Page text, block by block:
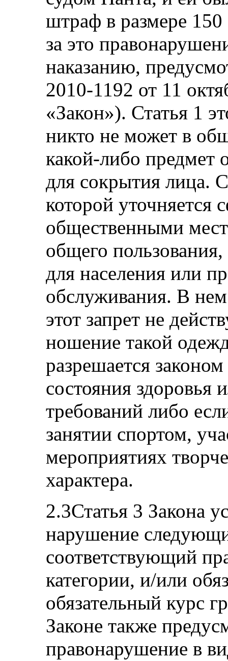
штраф в размере 150
за это
наказанию,
2010-1192 от 11
«Закон»). Статья 1
никто не может в
какой-либо предмет
для сокрытия лица.
которой уточняется
общественными
общего
для населения или
обслуживания. В
этот запрет не
ношение такой
разрешается
состояния здоровья
требований либо
занятии спортом,
мероприятиях
характера.
2.3Статья 3 Закона
нарушение
соответствующий
категории, и/или
обязательный курс
Законе также
правонарушение в